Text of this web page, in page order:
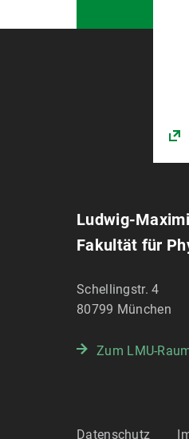
Ludwig-
Fakultät für
Schellingstr. 4
80799 München
Zum LMU-
Datenschutz